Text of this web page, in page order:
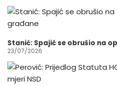
Stanić: Spajić se obrušio na
23/07/2026